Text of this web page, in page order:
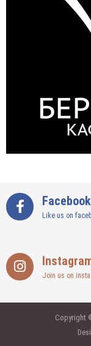
Facebook
Like us on
Join us on
Copyright